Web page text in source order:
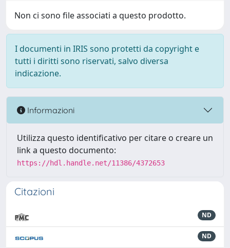
Non ci sono file associati a questo prodotto.
I documenti in IRIS sono protetti da copyright e
tutti i diritti sono riservati, salvo diversa
indicazione.
Informazioni
Utilizza questo identificativo per citare o creare un
link a questo documento:
https://hdl.handle.net/11386/4372653
Citazioni
ND
ND